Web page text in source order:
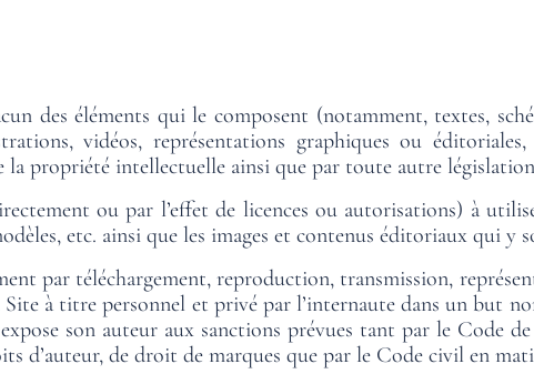
des éléments qui le composent (notamment, textes,
vidéos, représentations graphiques ou
la propriété intellectuelle ainsi que par toute autre
ou par l’effet de licences ou autorisations) à
etc. ainsi que les images et contenus éditoriaux qui y
par téléchargement, reproduction, transmission,
à titre personnel et privé par l’internaute dans un but
son auteur aux sanctions prévues tant par le Code
d’auteur, de droit de marques que par le Code civil en